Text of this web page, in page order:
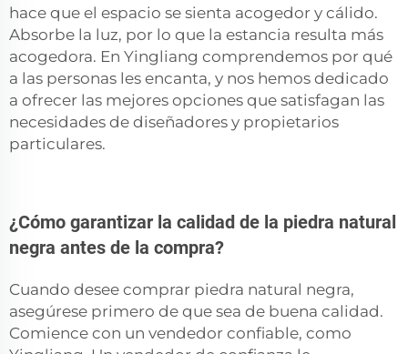
hace que el espacio se sienta acogedor y cálido.
Absorbe la luz, por lo que la estancia resulta más
acogedora. En Yingliang comprendemos por qué
a las personas les encanta, y nos hemos dedicado
a ofrecer las mejores opciones que satisfagan las
necesidades de diseñadores y propietarios
particulares.
¿Cómo garantizar la calidad de la piedra natural
negra antes de la compra?
Cuando desee comprar piedra natural negra,
asegúrese primero de que sea de buena calidad.
Comience con un vendedor confiable, como